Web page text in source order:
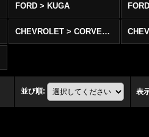
FORD > KUGA
CHEVROLET > CORVETTE C5/C6
並び順: 表